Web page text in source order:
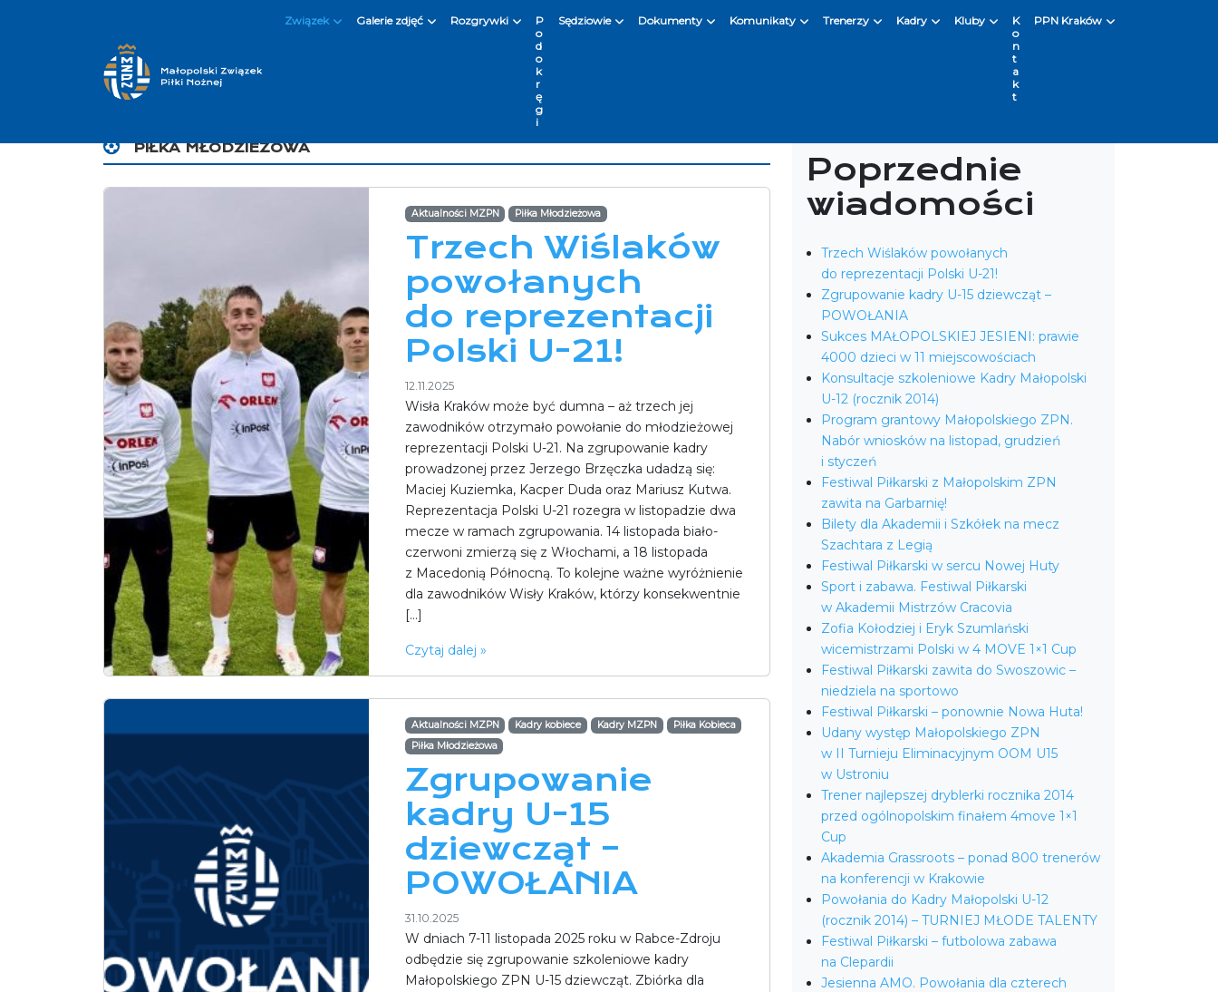
Związek Galerie zdjęć Rozgrywki
P
o
d
o
k
r
ę
g
i
Sędziowie Dokumenty Komunikaty Trenerzy Kadry Kluby
K
o
n
t
a
k
t
PPN Kraków
PIŁKA MŁODZIEŻOWA
Aktualności MZPN Piłka Młodzieżowa
Trzech Wiślaków
powołanych
do reprezentacji
Polski U-21!
12.11.2025
Wisła Kraków może być dumna – aż trzech jej
zawodników otrzymało powołanie do młodzieżowej
reprezentacji Polski U-21. Na zgrupowanie kadry
prowadzonej przez Jerzego Brzęczka udadzą się:
Maciej Kuziemka, Kacper Duda oraz Mariusz Kutwa.
Reprezentacja Polski U-21 rozegra w listopadzie dwa
mecze w ramach zgrupowania. 14 listopada biało-
czerwoni zmierzą się z Włochami, a 18 listopada
z Macedonią Północną. To kolejne ważne wyróżnienie
dla zawodników Wisły Kraków, którzy konsekwentnie
[…]
Czytaj dalej »
Aktualności MZPN Kadry kobiece Kadry MZPN
Piłka Kobieca
Piłka Młodzieżowa
Zgrupowanie
kadry U-15
dziewcząt –
POWOŁANIA
31.10.2025
W dniach 7-11 listopada 2025 roku w Rabce-Zdroju
odbędzie się zgrupowanie szkoleniowe kadry
Małopolskiego ZPN U-15 dziewcząt. Zbiórka dla
Poprzednie
wiadomości
Trzech Wiślaków powołanych
do reprezentacji Polski U-21!
Zgrupowanie kadry U-15 dziewcząt –
POWOŁANIA
Sukces MAŁOPOLSKIEJ JESIENI: prawie
4000 dzieci w 11 miejscowościach
Konsultacje szkoleniowe Kadry Małopolski
U-12 (rocznik 2014)
Program grantowy Małopolskiego ZPN.
Nabór wniosków na listopad, grudzień
i styczeń
Festiwal Piłkarski z Małopolskim ZPN
zawita na Garbarnię!
Bilety dla Akademii i Szkółek na mecz
Szachtara z Legią
Festiwal Piłkarski w sercu Nowej Huty
Sport i zabawa. Festiwal Piłkarski
w Akademii Mistrzów Cracovia
Zofia Kołodziej i Eryk Szumlański
wicemistrzami Polski w 4 MOVE 1×1 Cup
Festiwal Piłkarski zawita do Swoszowic –
niedziela na sportowo
Festiwal Piłkarski – ponownie Nowa Huta!
Udany występ Małopolskiego ZPN
w II Turnieju Eliminacyjnym OOM U15
w Ustroniu
Trener najlepszej dryblerki rocznika 2014
przed ogólnopolskim finałem 4move 1×1
Cup
Akademia Grassroots – ponad 800 trenerów
na konferencji w Krakowie
Powołania do Kadry Małopolski U-12
(rocznik 2014) – TURNIEJ MŁODE TALENTY
Festiwal Piłkarski – futbolowa zabawa
na Clepardii
Jesienna AMO. Powołania dla czterech